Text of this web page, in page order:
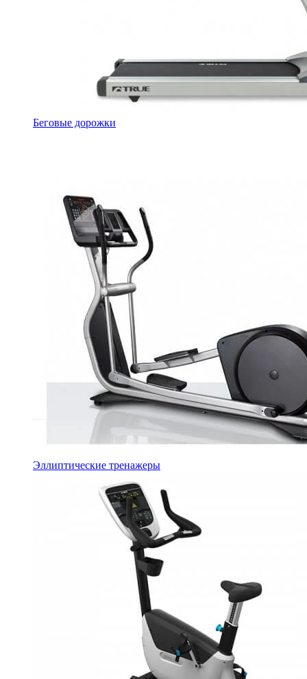
Беговые дорожки
Эллиптические тренажеры